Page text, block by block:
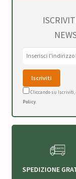
Cliccando su Iscriviti,
Policy.
SPEDIZIONE